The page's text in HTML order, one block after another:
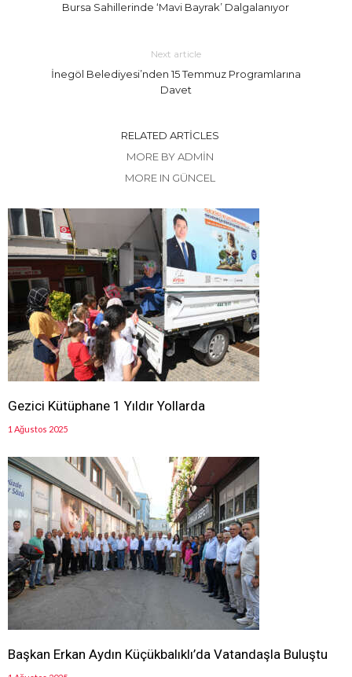
Bursa Sahillerinde ‘Mavi Bayrak’ Dalgalanıyor
Next article
İnegöl Belediyesi’nden 15 Temmuz Programlarına
Davet
RELATED ARTICLES
MORE BY ADMIN
MORE IN GÜNCEL
Gezici Kütüphane 1 Yıldır Yollarda
1 Ağustos 2025
Başkan Erkan Aydın Küçükbalıklı’da Vatandaşla Buluştu